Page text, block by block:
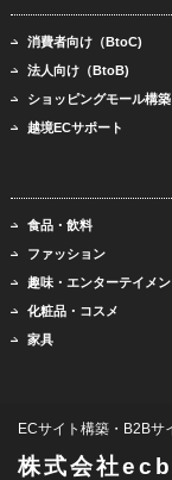
消費者向け（BtoC)
法人向け（BtoB)
ショッピングモール構築
越境ECサポート
食品・飲料
ファッション
趣味・エンターテイメン
化粧品・コスメ
家具
ECサイト構築・B2Bサ
株式会社